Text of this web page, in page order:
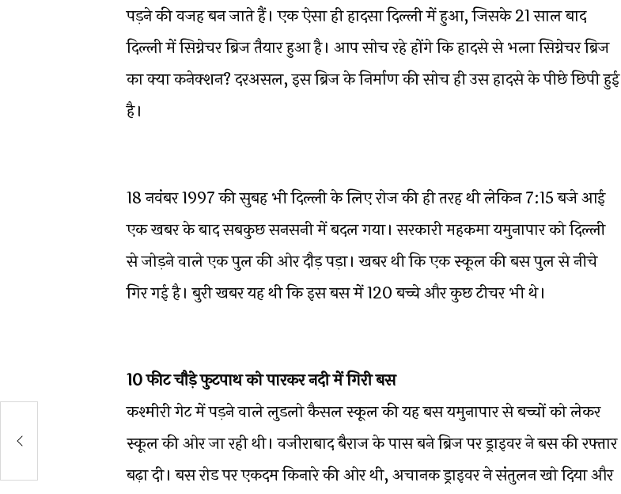
पड़ने की वजह बन जाते हैं। एक ऐसा ही हादसा दिल्ली में हुआ, जिसके 21 साल बाद
दिल्ली में सिग्नेचर ब्रिज तैयार हुआ है। आप सोच रहे होंगे कि हादसे से भला सिग्नेचर ब्रिज
का क्या कनेक्शन? दरअसल, इस ब्रिज के निर्माण की सोच ही उस हादसे के पीछे छिपी हुई
है।
18 नवंबर 1997 की सुबह भी दिल्ली के लिए रोज की ही तरह थी लेकिन 7:15 बजे आई
एक खबर के बाद सबकुछ सनसनी में बदल गया। सरकारी महकमा यमुनापार को दिल्ली
से जोड़ने वाले एक पुल की ओर दौड़ पड़ा। खबर थी कि एक स्कूल की बस पुल से नीचे
गिर गई है। बुरी खबर यह थी कि इस बस में 120 बच्चे और कुछ टीचर भी थे।
10 फीट चौड़े फुटपाथ को पारकर नदी में गिरी बस
कश्मीरी गेट में पड़ने वाले लुडलो कैसल स्कूल की यह बस यमुनापार से बच्चों को लेकर
स्कूल की ओर जा रही थी। वजीराबाद बैराज के पास बने ब्रिज पर ड्राइवर ने बस की रफ्तार
बढ़ा दी। बस रोड पर एकदम किनारे की ओर थी, अचानक ड्राइवर ने संतुलन खो दिया और